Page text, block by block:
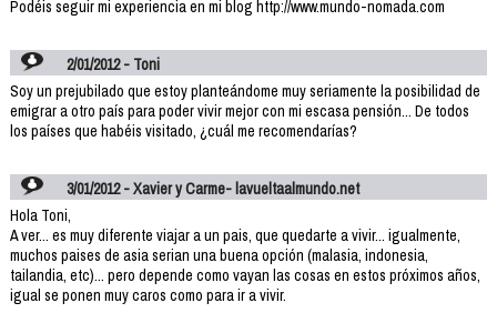
Podéis seguir mi experiencia en mi blog http://www.mundo-nomada.com
2/01/2012 - Toni
Soy un prejubilado que estoy planteándome muy seriamente la posibilidad de
emigrar a otro país para poder vivir mejor con mi escasa pensión... De todos
los países que habéis visitado, ¿cuál me recomendarías?
3/01/2012 - Xavier y Carme- lavueltaalmundo.net
Hola Toni,
A ver... es muy diferente viajar a un pais, que quedarte a vivir... igualmente,
muchos paises de asia serian una buena opción (malasia, indonesia,
tailandia, etc)... pero depende como vayan las cosas en estos próximos años,
igual se ponen muy caros como para ir a vivir.